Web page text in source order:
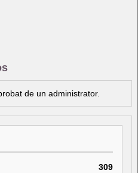
de un administrator.
309